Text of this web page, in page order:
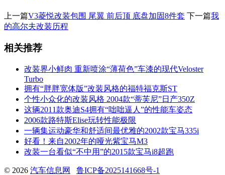
上一篇V3菱悦改装包围 尾翼 前后顶 底盘加固8件套 下一篇我
的高尔夫改装历程
相关推荐
改装界小鲜肉 重新喷涂“薄荷色”车漆的现代Veloster
Turbo
拥有“胖胖宽体版”改装风格的福特福克斯ST
个性小众化的改装风格 2004款“蒂芙尼”日产350Z
这辆2011款奥迪S4拥有“咄咄逼人”的性能车姿态
2006款路特斯Elise玩转性能极限
一辆集运动豪华和舒适间最优雅的2002款宝马335i
好看！来自2002年的哑光紫宝马M3
改装一台看似“不中用”的2015款宝马i8超跑
© 2026 汽车信息网 鲁ICP备2025141668号-1